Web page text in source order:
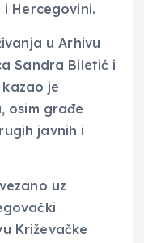
Hercegovini.
u Arhivu
Sandra Biletić i
je
osim građe
javnih i
uz
Križevačke